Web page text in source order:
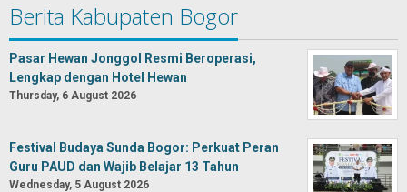
Berita Kabupaten Bogor
Pasar Hewan Jonggol Resmi Beroperasi,
Lengkap dengan Hotel Hewan
Thursday, 6 August 2026
Festival Budaya Sunda Bogor: Perkuat Peran
Guru PAUD dan Wajib Belajar 13 Tahun
Wednesday, 5 August 2026